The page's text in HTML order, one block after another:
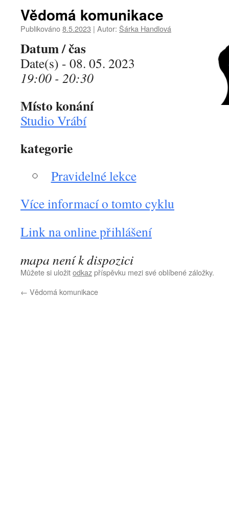
Vědomá komunikace
Publikováno8.5.2023 | Autor: Šárka Handlová
Datum / čas
Date(s) - 08. 05. 2023
19:00 - 20:30
Místo konání
Studio Vrábí
kategorie
Pravidelné lekce
Více informací o tomto cyklu
Link na online přihlášení
mapa není k dispozici
Můžete si uložitodkazpříspěvku mezi své oblíbené záložky.
← Vědomá komunikace